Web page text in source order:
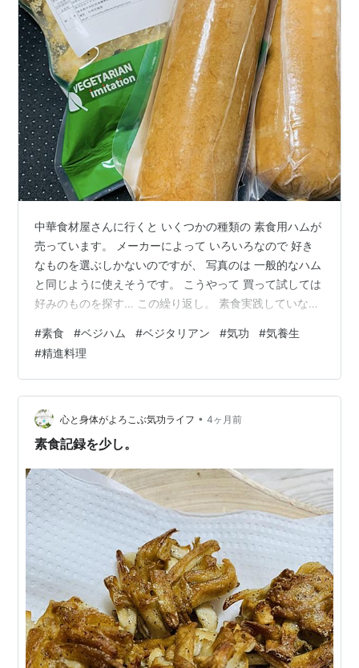
中華食材屋さんに行くと いくつかの種類の 素食用ハムが
売っています。 メーカーによって いろいろなので 好き
なものを選ぶしかないのですが、 写真のは 一般的なハム
と同じように使えそうです。 こうやって 買って試しては
好みのものを探す… この繰り返し。 素食実践していない
商品は ありがたいのです。 写真は 素食ハムと 素食ナゲ
ット www.youtube.com ランキング参加中健康 ランキン
グ参加中ライフスタイル
#素食 #ベジハム #ベジタリアン #気功 #気養生
#精進料理
心と身体がよろこぶ気功ライフ • 4ヶ月前
素食記録を少し。